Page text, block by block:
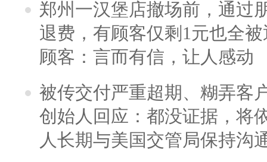
郑州一汉堡店撤场前，通过
退费，有顾客仅剩1元也全
顾客：言而有信，让人感动
被传交付严重超期、糊弄客
创始人回应：都没证据，将
人长期与美国交管局保持沟